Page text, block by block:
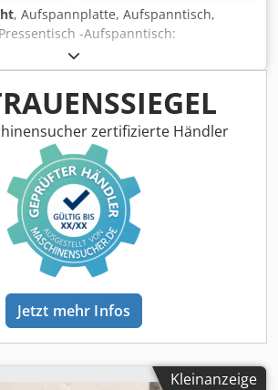
, Aufspannplatte, Aufspanntisch,
-Aufspanntisch:
Hydraulikpresse Exzenterpresse -
x 305 mm -Maße: siehe Foto techn.
N Sinjx Andek -Abmessungen:
-Gewicht: 57 kg
zertifizierte Händler
Jetzt mehr Infos
Kleinanzeige